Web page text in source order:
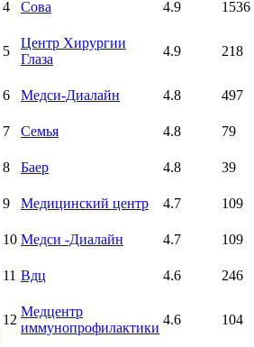
4 Сова 4.9
1536
5
Центр Хирургии
Глаза
4.9 218
6 Медси-Диалайн 4.8
497
7 Семья 4.8
79
8 Баер 4.8
39
9 Медицинский центр 4.7
109
10 Медси -Диалайн 4.7
109
11 Вдц 4.6
246
12
Медцентр
иммунопрофилактики
4.6 104